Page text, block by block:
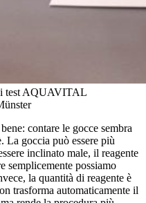
test AQUAVITAL
contare le gocce sembra
La goccia può essere più
inclinato male, il reagente
semplicemente possiamo
la quantità di reagente è
trasforma automaticamente il